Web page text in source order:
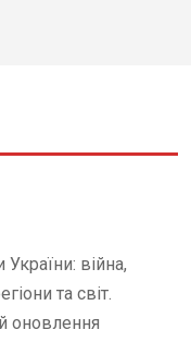
війна,
та світ.
оновлення